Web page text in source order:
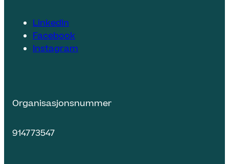
LinkedIn
Facebook
Instagram
Organisasjonsnummer
914773547